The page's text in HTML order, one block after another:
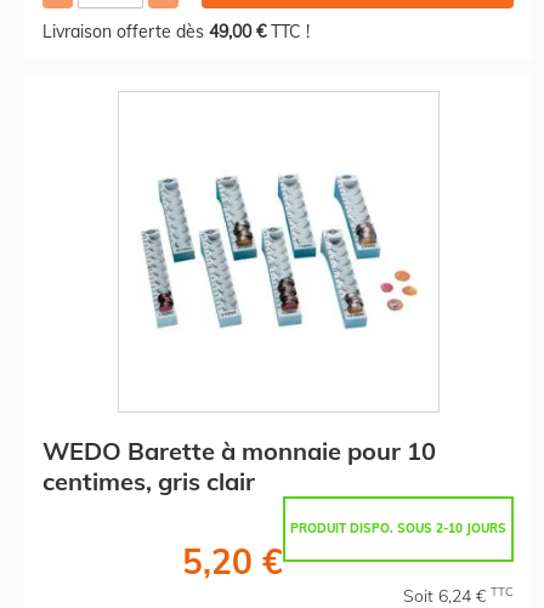
Livraison offerte dès 49,00 €TTC !
WEDO Barette à monnaie pour 10
centimes, gris clair
PRODUIT DISPO. SOUS 2-10 JOURS
5,20 €
Soit 6,24 € TTC